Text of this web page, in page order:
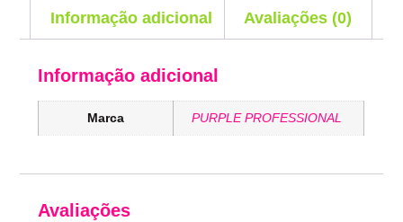
Informação adicional Avaliações (0)
Informação adicional
Marca PURPLE PROFESSIONAL
Avaliações